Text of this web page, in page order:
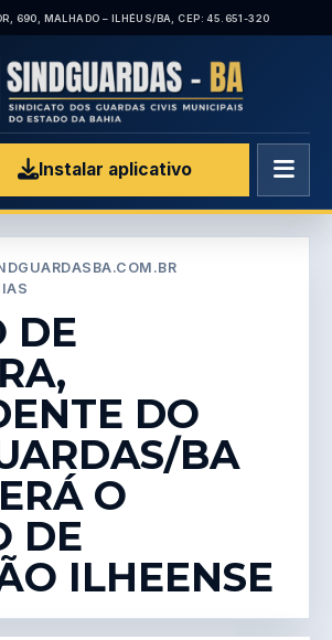
690, MALHADO – ILHÉUS/BA, CEP: 45.651-320
Instalar aplicativo
DE
DO
BA
O
DE
ILHEENSE